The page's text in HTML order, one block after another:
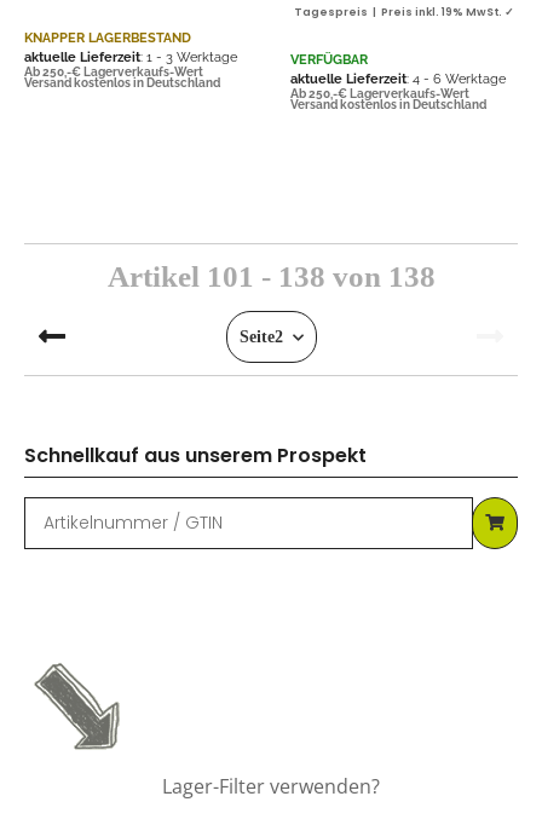
KNAPPER LAGERBESTAND
aktuelle Lieferzeit: 1 - 3 Werktage
Ab 250,-€ Lagerverkaufs-Wert
Versand kostenlos in Deutschland
Tagespreis | Preis inkl. 19% MwSt. ✓
VERFÜGBAR
aktuelle Lieferzeit: 4 - 6 Werktage
Ab 250,-€ Lagerverkaufs-Wert
Versand kostenlos in Deutschland
Artikel 101 - 138 von 138
Seite2
Schnellkauf aus unserem Prospekt
Lager-Filter verwenden?